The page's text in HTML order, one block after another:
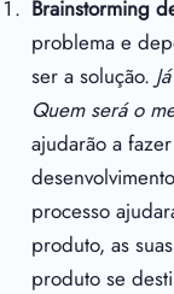
Brainstorming
problema e
ser a solução.
Quem será o
ajudarão a
processo
produto, as
produto se